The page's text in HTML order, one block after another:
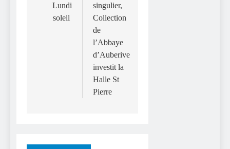
l’article
Lundi
soleil
singulier,
Collection
de
l’Abbaye
d’Auberive
investit la
Halle St
Pierre